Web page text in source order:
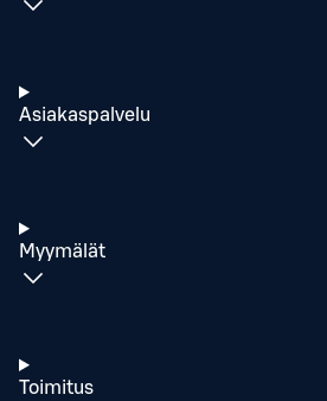
Asiakaspalvelu
Myymälät
Toimitus